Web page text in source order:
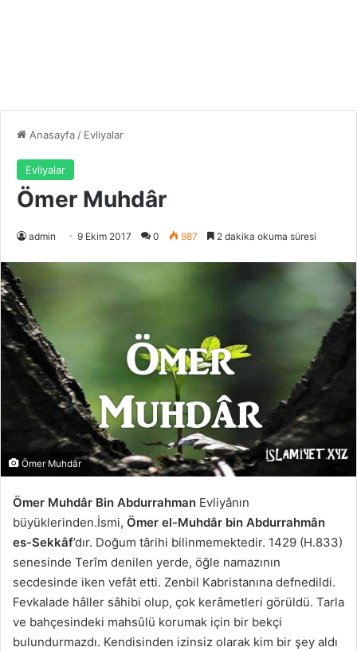
Anasayfa/ Evliyalar
Evliyalar
Ömer Muhdâr
admin 9 Ekim 2017 0 987 2 dakika okuma süresi
Ömer Muhdâr
Ömer Muhdâr Bin Abdurrahman Evliyânın
büyüklerinden.İsmi, Ömer el-Muhdâr bin Abdurrahmân
es-Sekkâf’dır. Doğum târihi bilinmemektedir. 1429 (H.833)
senesinde Terîm denilen yerde, öğle namazının
secdesinde iken vefât etti. Zenbil Kabristanına defnedildi.
Fevkalade hâller sâhibi olup, çok kerâmetleri görüldü. Tarla
ve bahçesindeki mahsûlü korumak için bir bekçi
bulundurmazdı. Kendisinden izinsiz olarak kim bir şey aldı